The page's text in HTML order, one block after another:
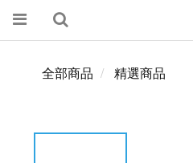
全部商品 精選商品